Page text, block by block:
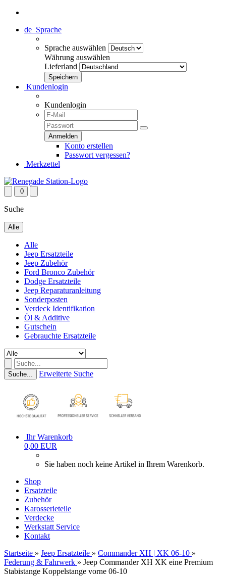
de Sprache
Sprache auswählen
Währung auswählen
Lieferland
Kundenlogin
Kundenlogin
Konto erstellen
Passwort vergessen?
Merkzettel
0
Suche
Alle
Alle
Jeep Ersatzteile
Jeep Zubehör
Ford Bronco Zubehör
Dodge Ersatzteile
Jeep Reparaturanleitung
Sonderposten
Verdeck Identifikation
Öl & Additive
Gutschein
Gebrauchte Ersatzteile
Suche... Erweiterte Suche
Ihr Warenkorb
0,00 EUR
Sie haben noch keine Artikel in Ihrem Warenkorb.
Shop
Ersatzteile
Zubehör
Karosserieteile
Verdecke
Werkstatt Service
Kontakt
Startseite » Jeep Ersatzteile » Commander XH | XK 06-10 »
Federung & Fahrwerk » Jeep Commander XH XK eine Premium
Stabistange Koppelstange vorne 06-10